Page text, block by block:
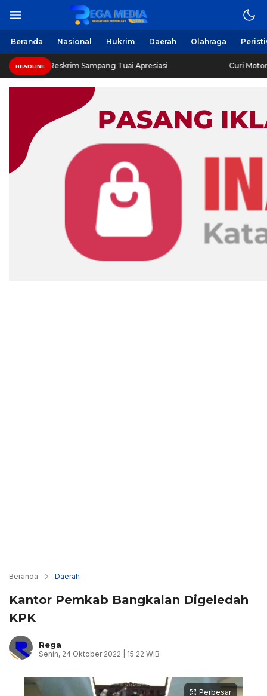
Beranda Nasional Hukrim Daerah Olahraga
HEADLINESampang Tuai Apresiasi Curi Motor! Dua
Beranda Daerah
Kantor Pemkab Bangkalan Digeledah
KPK
Rega
Senin, 24 Oktober 2022 | 15:22 WIB
Perbesar